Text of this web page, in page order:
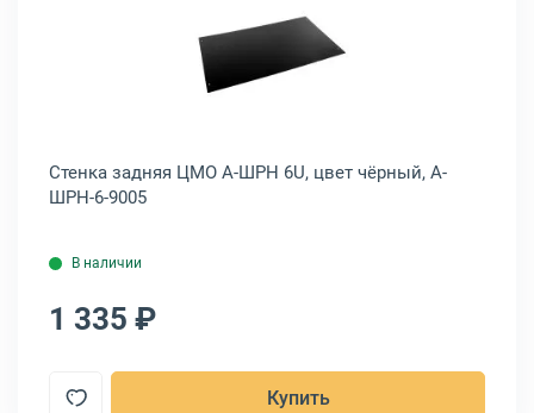
уголков ЦМО УО-75, (2шт.), УО-75 Открыть товар: Стенка задняя
Стенка задняя ЦМО А-ШРН 6U, цвет чёрный, А-
ШРН-6-9005
В наличии
1 335 ₽
Купить